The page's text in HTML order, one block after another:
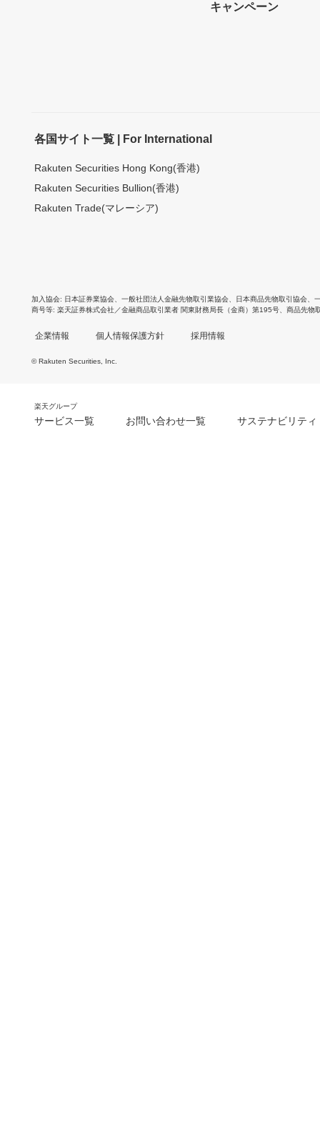
キャンペーン
各国サイト一覧 | For International
Rakuten Securities Hong Kong(香港)
Rakuten Securities Bullion(香港)
Rakuten Trade(マレーシア)
加入協会 日本証券業協会 一般社団法人金融先物取引業協会 日本商品先物取引協会
商号等 楽天証券株式会社／金融商品取引業者 関東財務局長（金商）第195号、商品先物
企業情報 個人情報保護方針 採用情報
© Rakuten Securities, Inc.
楽天グループ
サービス一覧 お問い合わせ一覧 サステナビリティ